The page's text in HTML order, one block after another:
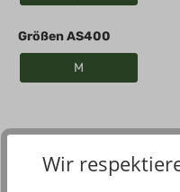
Größen AS400
M
Beschreibung
Wir